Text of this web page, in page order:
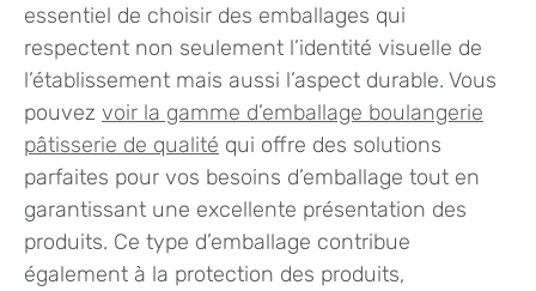
essentiel de choisir des emballages qui
respectent non seulement l’identité visuelle de
l’établissement mais aussi l’aspect durable. Vous
pouvez voir la gamme d’emballage boulangerie
pâtisserie de qualité qui offre des solutions
parfaites pour vos besoins d’emballage tout en
garantissant une excellente présentation des
produits. Ce type d’emballage contribue
également à la protection des produits,